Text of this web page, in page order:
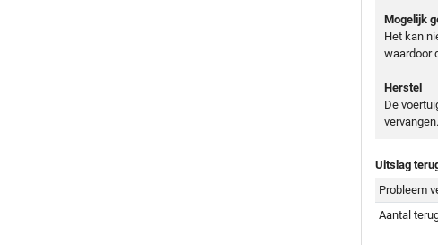
Mogelijk
Het kan
waardoor
Herstel
De
vervangen.
Uitslag
Probleem
Aantal